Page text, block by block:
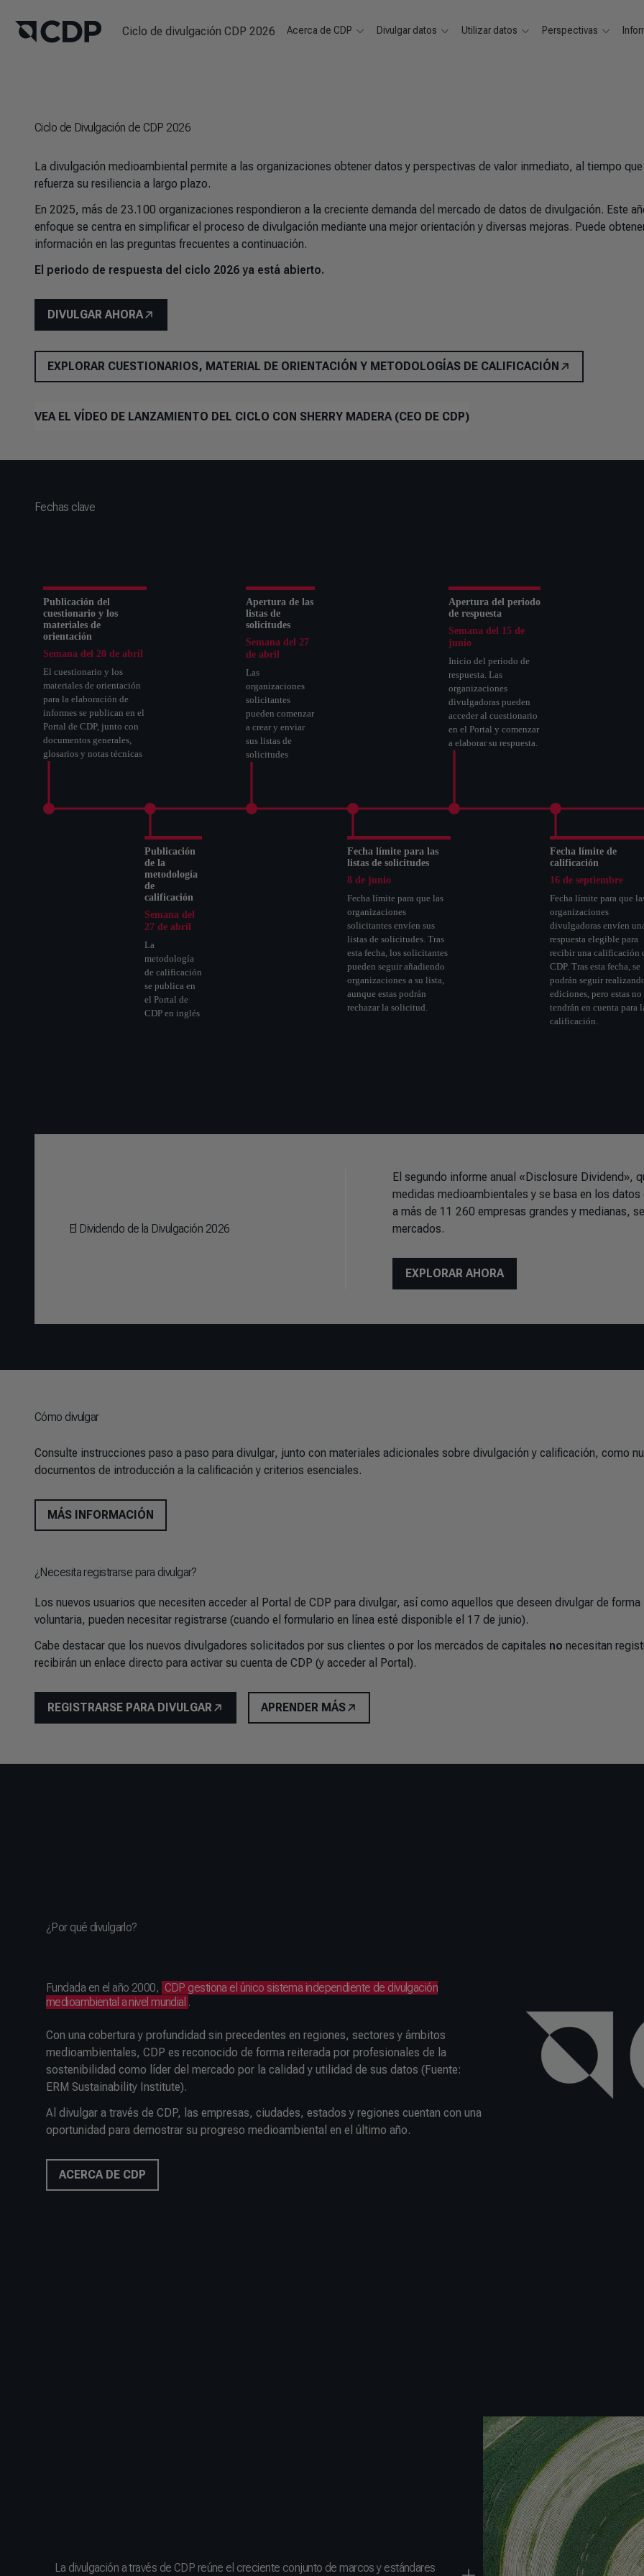
Ciclo de divulgación CDP 2026 Acerca de CDP Divulgar datos Utilizar datos Perspectivas
Ciclo de Divulgación de CDP 2026
La divulgación medioambiental permite a las organizaciones obtener datos y perspectivas de valor inmediato, al tiempo que
refuerza su resiliencia a largo plazo.
En 2025, más de 23.100 organizaciones respondieron a la creciente demanda del mercado de datos de divulgación. Este
enfoque se centra en simplificar el proceso de divulgación mediante una mejor orientación y diversas mejoras. Puede
información en las preguntas frecuentes a continuación.
El periodo de respuesta del ciclo 2026 ya está abierto.
DIVULGAR AHORA
EXPLORAR CUESTIONARIOS, MATERIAL DE ORIENTACIÓN Y METODOLOGÍAS DE CALIFICACIÓN
VEA EL VÍDEO DE LANZAMIENTO DEL CICLO CON SHERRY MADERA (CEO DE CDP)
Fechas clave
El Dividendo de la Divulgación 2026
El segundo informe anual «Disclosure Dividend»,
medidas medioambientales y se basa en los
a más de 11 260 empresas grandes y medianas,
mercados.
EXPLORAR AHORA
Cómo divulgar
Consulte instrucciones paso a paso para divulgar, junto con materiales adicionales sobre divulgación y calificación, como
documentos de introducción a la calificación y criterios esenciales.
MÁS INFORMACIÓN
¿Necesita registrarse para divulgar?
Los nuevos usuarios que necesiten acceder al Portal de CDP para divulgar, así como aquellos que deseen divulgar de forma
voluntaria, pueden necesitar registrarse (cuando el formulario en línea esté disponible el 17 de junio).
Cabe destacar que los nuevos divulgadores solicitados por sus clientes o por los mercados de capitales no necesitan
recibirán un enlace directo para activar su cuenta de CDP (y acceder al Portal).
REGISTRARSE PARA DIVULGAR APRENDER MÁS
¿Por qué divulgarlo?
Fundada en el año 2000, CDP gestiona el único sistema independiente de divulgación
medioambiental a nivel mundial .
Con una cobertura y profundidad sin precedentes en regiones, sectores y ámbitos
medioambientales, CDP es reconocido de forma reiterada por profesionales de la
sostenibilidad como líder del mercado por la calidad y utilidad de sus datos (Fuente:
ERM Sustainability Institute).
Al divulgar a través de CDP, las empresas, ciudades, estados y regiones cuentan con una
oportunidad para demostrar su progreso medioambiental en el último año.
ACERCA DE CDP
La divulgación a través de CDP reúne el creciente conjunto de marcos y estándares